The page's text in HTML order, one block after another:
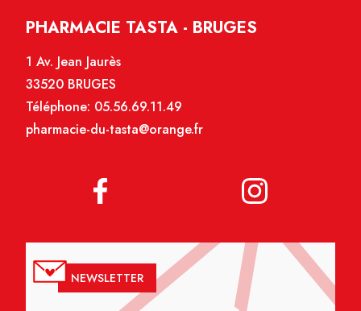
PHARMACIE TASTA - BRUGES
1 Av. Jean Jaurès
33520 BRUGES
Téléphone: 05.56.69.11.49
pharmacie-du-tasta@orange.fr
NEWSLETTER